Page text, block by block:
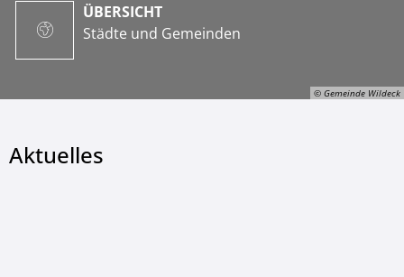
© Gemeinde Wildeck
ÜBERSICHT
Städte und Gemeinden
Aktuelles